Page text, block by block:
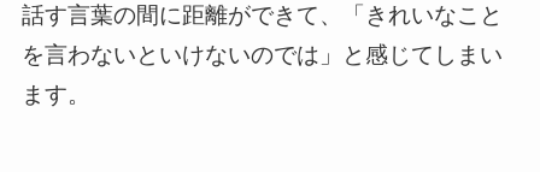
話す言葉の間に距離ができて、「きれいなこと
を言わないといけないのでは」と感じてしまい
ます。